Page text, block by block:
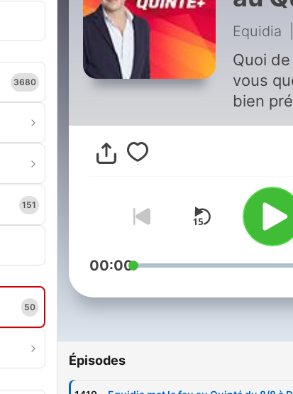
3680
151
50
Equidia
Quoi
vous
bien
⏱️ Les
le
feu
belle
📝 Le
vous
Quinté+ ! Retrouvez
00:00
Épisodes